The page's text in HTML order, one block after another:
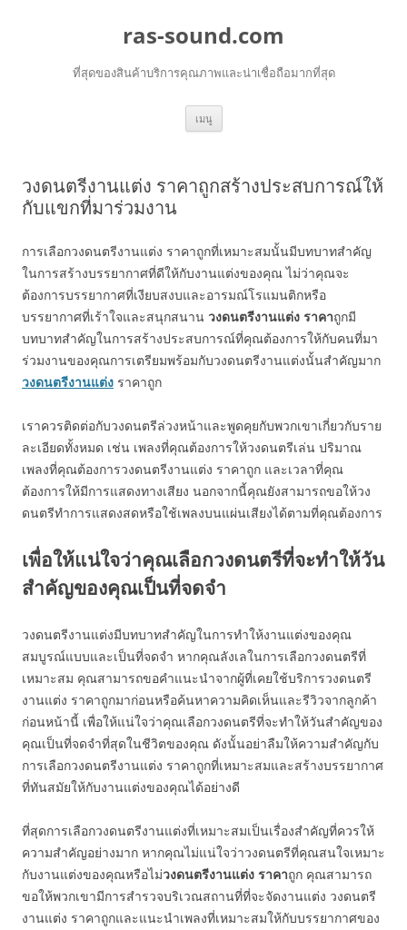
ras-sound.com
ที่สุดของสินค้าบริการคุณภาพและน่าเชื่อถือมากที่สุด
เมนู ข้าม
ยัง
วงดนตรีงานแต่ง ราคาถูกสร้างประสบการณ์ให้
กับแขกที่มาร่วมงาน
การเลือกวงดนตรีงานแต่ง ราคาถูกที่เหมาะสมนั้นมีบทบาทสำคัญ
ในการสร้างบรรยากาศที่ดีให้กับงานแต่งของคุณ ไม่ว่าคุณจะ
ต้องการบรรยากาศที่เงียบสงบและอารมณ์โรแมนติกหรือ
บรรยากาศที่เร้าใจและสนุกสนาน วงดนตรีงานแต่ง ราคาถูกมี
บทบาทสำคัญในการสร้างประสบการณ์ที่คุณต้องการให้กับคนที่มา
ร่วมงานของคุณการเตรียมพร้อมกับวงดนตรีงานแต่งนั้นสำคัญมาก
วงดนตรีงานแต่ง ราคาถูก
เราควรติดต่อกับวงดนตรีล่วงหน้าและพูดคุยกับพวกเขาเกี่ยวกับราย
ละเอียดทั้งหมด เช่น เพลงที่คุณต้องการให้วงดนตรีเล่น ปริมาณ
เพลงที่คุณต้องการวงดนตรีงานแต่ง ราคาถูก และเวลาที่คุณ
ต้องการให้มีการแสดงทางเสียง นอกจากนี้คุณยังสามารถขอให้วง
ดนตรีทำการแสดงสดหรือใช้เพลงบนแผ่นเสียงได้ตามที่คุณต้องการ
เพื่อให้แน่ใจว่าคุณเลือกวงดนตรีที่จะทำให้วัน
สำคัญของคุณเป็นที่จดจำ
วงดนตรีงานแต่งมีบทบาทสำคัญในการทำให้งานแต่งของคุณ
สมบูรณ์แบบและเป็นที่จดจำ หากคุณลังเลในการเลือกวงดนตรีที่
เหมาะสม คุณสามารถขอคำแนะนำจากผู้ที่เคยใช้บริการวงดนตรี
งานแต่ง ราคาถูกมาก่อนหรือค้นหาความคิดเห็นและรีวิวจากลูกค้า
ก่อนหน้านี้ เพื่อให้แน่ใจว่าคุณเลือกวงดนตรีที่จะทำให้วันสำคัญของ
คุณเป็นที่จดจำที่สุดในชีวิตของคุณ ดังนั้นอย่าลืมให้ความสำคัญกับ
การเลือกวงดนตรีงานแต่ง ราคาถูกที่เหมาะสมและสร้างบรรยากาศ
ที่ทันสมัยให้กับงานแต่งของคุณได้อย่างดี
ที่สุดการเลือกวงดนตรีงานแต่งที่เหมาะสมเป็นเรื่องสำคัญที่ควรให้
ความสำคัญอย่างมาก หากคุณไม่แน่ใจว่าวงดนตรีที่คุณสนใจเหมาะ
กับงานแต่งของคุณหรือไม่วงดนตรีงานแต่ง ราคาถูก คุณสามารถ
ขอให้พวกเขามีการสำรวจบริเวณสถานที่ที่จะจัดงานแต่ง วงดนตรี
งานแต่ง ราคาถูกและแนะนำเพลงที่เหมาะสมให้กับบรรยากาศของ